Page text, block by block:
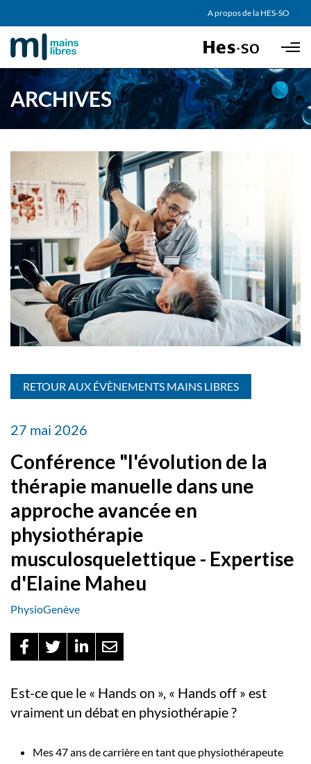
Skip to main content
A propos de la HES-SO
PARTENAIRES
ARCHIVES
RETOUR AUX ÉVÈNEMENTS MAINS LIBRES
27 mai 2026
Conférence "l'évolution de la
thérapie manuelle dans une
approche avancée en
physiothérapie
musculosquelettique - Expertise
d'Elaine Maheu
PhysioGenève
Est-ce que le « Hands on », « Hands off » est
vraiment un débat en physiothérapie ?
Mes 47 ans de carrière en tant que physiothérapeute